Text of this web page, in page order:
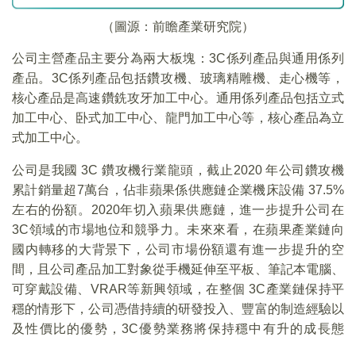
（圖源：前瞻產業研究院）
公司主營產品主要分為兩大板塊：3C係列產品與通用係列
產品。3C係列產品包括鑽攻機、玻璃精雕機、走心機等，
核心產品是高速鑽銑攻牙加工中心。通用係列產品包括立式
加工中心、卧式加工中心、龍門加工中心等，核心產品為立
式加工中心。
公司是我國 3C 鑽攻機行業龍頭，截止2020 年公司鑽攻機
累計銷量超7萬台，佔非蘋果係供應鏈企業機床設備 37.5%
左右的份額。2020年切入蘋果供應鏈，進一步提升公司在
3C領域的市場地位和競爭力。未來來看，在蘋果產業鏈向
國内轉移的大背景下，公司市場份額還有進一步提升的空
間，且公司產品加工對象從手機延伸至平板、筆記本電腦、
可穿戴設備、VRAR等新興領域，在整個 3C產業鏈保持平
穩的情形下，公司憑借持續的研發投入、豐富的制造經驗以
及性價比的優勢，3C優勢業務將保持穩中有升的成長態